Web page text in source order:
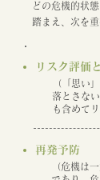
どの危機的状
踏まえ、次を重
リスク評価
（「思い
落とさな
も含めて
再発予防
（危機は